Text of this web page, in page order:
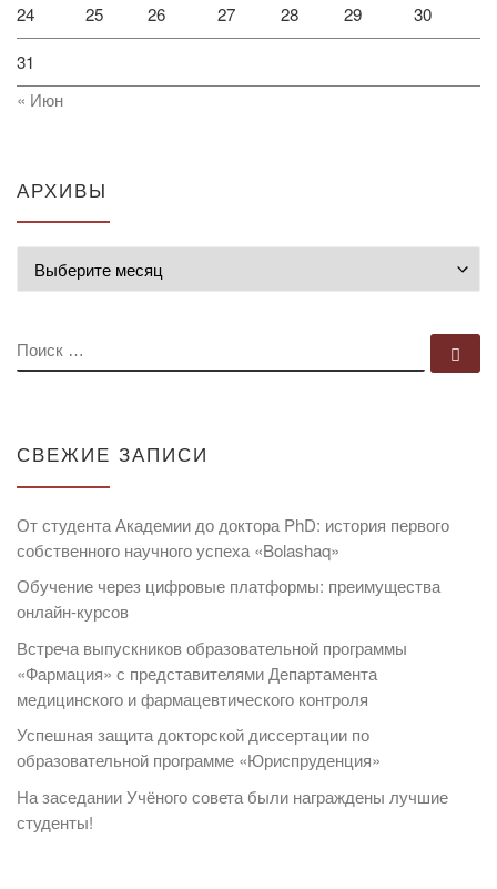
24 25 26 27 28 29 30
31
« Июн
АРХИВЫ
ПОИСК
СВЕЖИЕ ЗАПИСИ
От студента Академии до доктора PhD: история первого
собственного научного успеха «Bolashaq»
Обучение через цифровые платформы: преимущества
онлайн-курсов
Встреча выпускников образовательной программы
«Фармация» с представителями Департамента
медицинского и фармацевтического контроля
Успешная защита докторской диссертации по
образовательной программе «Юриспруденция»
На заседании Учёного совета были награждены лучшие
студенты!